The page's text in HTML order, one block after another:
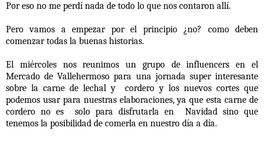
Por eso no me perdí nada de todo lo que nos contaron allí.
Pero vamos a empezar por el principio ¿no? como deben
comenzar todas la buenas historias.
El miércoles nos reunimos un grupo de influencers en el
Mercado de Vallehermoso para una jornada super interesante
sobre la carne de lechal y
cordero y los nuevos cortes que
podemos usar para nuestras elaboraciones, ya que esta carne de
cordero no es
solo para disfrutarla en
Navidad sino que
tenemos la posibilidad de comerla en nuestro día a día.